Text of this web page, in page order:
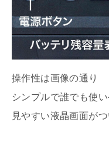
操作性は画像の通り
シンプルで誰でも使
見やすい液晶画面がつ